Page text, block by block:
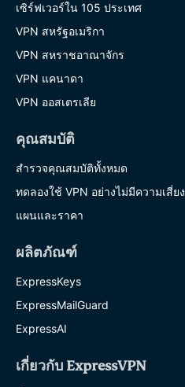
เซิร์ฟเวอร์ใน 105 ประเทศ
VPN สหรัฐอเมริกา
VPN สหราชอาณาจักร
VPN แคนาดา
VPN ออสเตรเลีย
คุณสมบัติ
สำรวจคุณสมบัติทั้งหมด
ทดลองใช้ VPN อย่างไม่มีความเสี่ยง
แผนและราคา
ผลิตภัณฑ์
ExpressKeys
ExpressMailGuard
ExpressAI
เกี่ยวกับ ExpressVPN